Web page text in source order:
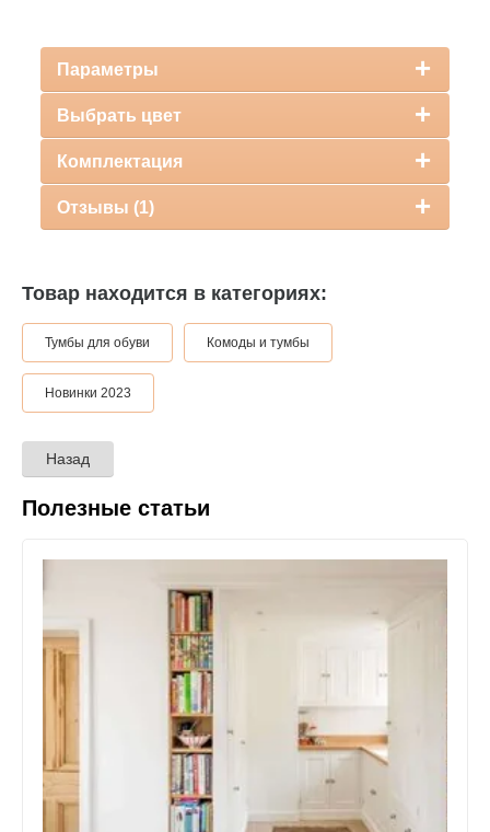
Параметры
Выбрать цвет
Комплектация
Отзывы (1)
Товар находится в категориях:
Тумбы для обуви Комоды и тумбы
Новинки 2023
Назад
Полезные статьи